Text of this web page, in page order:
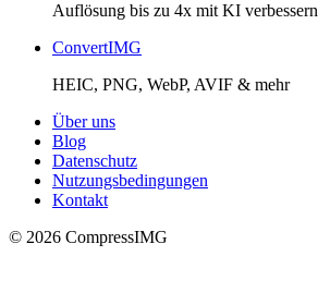
Auflösung bis zu 4x mit KI verbessern
ConvertIMG
HEIC, PNG, WebP, AVIF & mehr
Über uns
Blog
Datenschutz
Nutzungsbedingungen
Kontakt
© 2026 CompressIMG